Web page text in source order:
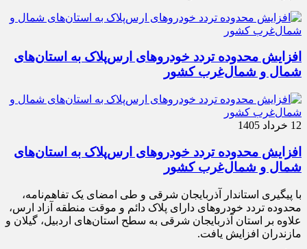
افزایش محدوده تردد خودروهای ارس‌پلاک به استان‌های
شمال و شمال‌غرب کشور
12 خرداد 1405
افزایش محدوده تردد خودروهای ارس‌پلاک به استان‌های
شمال و شمال‌غرب کشور
با پیگیری استاندار آذربایجان شرقی و طی امضای یک تفاهم‌نامه،
محدوده تردد خودروهای دارای پلاک دائم و موقت منطقه آزاد ارس،
علاوه بر استان آذربایجان شرقی به سطح استان‌های اردبیل، گیلان و
مازندران افزایش یافت.